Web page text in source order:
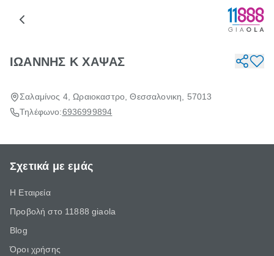
ΙΩΑΝΝΗΣ Κ ΧΑΨΑΣ
Σαλαμίνος 4, Ωραιοκαστρο, Θεσσαλονικη, 57013
Τηλέφωνο:6936999894
Σχετικά με εμάς
Η Εταιρεία
Προβολή στο 11888 giaola
Blog
Όροι χρήσης